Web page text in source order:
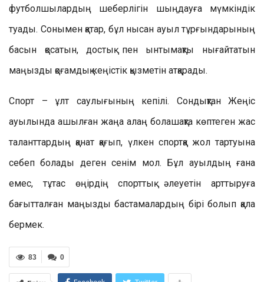
футболшылардың шеберлігін шыңдауға мүмкіндік
туады. Сонымен қатар, бұл нысан ауыл тұрғындарының
басын қосатын, достық пен ынтымақты нығайтатын
маңызды қоғамдық кеңістік қызметін атқарады.
Спорт – ұлт саулығының кепілі. Сондықтан Жеңіс
ауылында ашылған жаңа алаң болашақта көптеген жас
таланттардың қанат қағып, үлкен спортқа жол тартуына
себеп болады деген сенім мол. Бұл ауылдың ғана
емес, тұтас өңірдің спорттық әлеуетін арттыруға
бағытталған маңызды бастамалардың бірі болып қала
бермек.
0
83